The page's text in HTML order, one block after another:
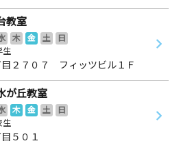
教室
木 金 土
日
生
２７０７ フィッツビル１Ｆ
が丘教室
木 金 土
日
生
５０１